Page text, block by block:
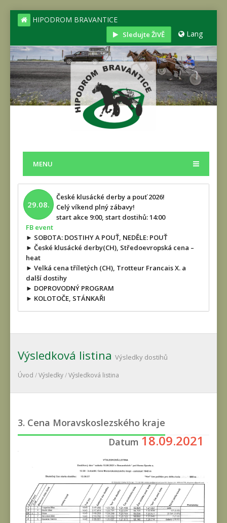
HIPODROM BRAVANTICE
Sledujte ŽIVĚ Lang
MENU
29.08.
České klusácké derby a pouť 2026!
Celý víkend plný zábavy!
start akce 9:00, start dostihů: 14:00
FB event
► SOBOTA: DOSTIHY A POUŤ, NEDĚLE: POUŤ
► České klusácké derby(CH), Středoevropská cena –
heat
► Velká cena tříletých (CH), Trotteur Francais X. a
další dostihy
► DOPROVODNÝ PROGRAM
► KOLOTOČE, STÁNKAŘI
Výsledková listina Výsledky dostihů
Úvod /Výsledky/Výsledková listina
3. Cena Moravskoslezského kraje
Datum 18.09.2021